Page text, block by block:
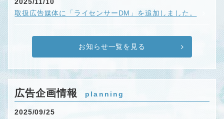
2025/11/10
取扱広告媒体に「ライセンサーDM」を追加しました。
お知らせ一覧を見る
広告企画情報 planning
2025/09/25